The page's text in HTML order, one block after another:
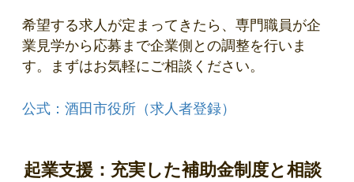
希望する求人が定まってきたら、専門職員が企
業見学から応募まで企業側との調整を行いま
す。まずはお気軽にご相談ください。
公式：酒田市役所（求人者登録）
起業支援：充実した補助金制度と相談